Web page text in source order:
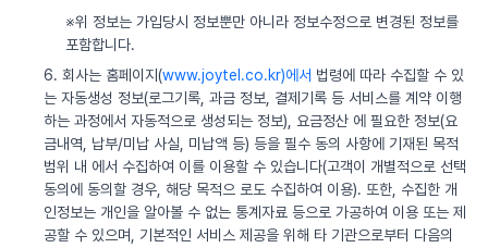
※위 정보는 가입당시 정보뿐만 아니라 정보수정으로 변경된 정보를
포함합니다.
6. 회사는 홈페이지(www.joytel.co.kr)에서 법령에 따라 수집할 수 있
는 자동생성 정보(로그기록, 과금 정보, 결제기록 등 서비스를 계약 이행
하는 과정에서 자동적으로 생성되는 정보), 요금정산 에 필요한 정보(요
금내역, 납부/미납 사실, 미납액 등) 등을 필수 동의 사항에 기재된 목적
범위 내 에서 수집하여 이를 이용할 수 있습니다(고객이 개별적으로 선택
동의에 동의할 경우, 해당 목적으 로도 수집하여 이용). 또한, 수집한 개
인정보는 개인을 알아볼 수 없는 통계자료 등으로 가공하여 이용 또는 제
공할 수 있으며, 기본적인 서비스 제공을 위해 타 기관으로부터 다음의